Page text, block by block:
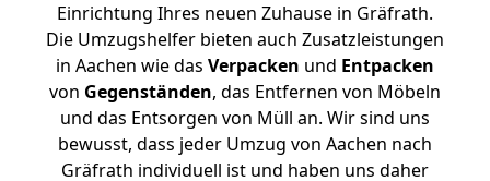
Einrichtung Ihres neuen Zuhause in Gräfrath.
Die Umzugshelfer bieten auch Zusatzleistungen
in Aachen wie das Verpacken und Entpacken
von Gegenständen, das Entfernen von Möbeln
und das Entsorgen von Müll an. Wir sind uns
bewusst, dass jeder Umzug von Aachen nach
Gräfrath individuell ist und haben uns daher